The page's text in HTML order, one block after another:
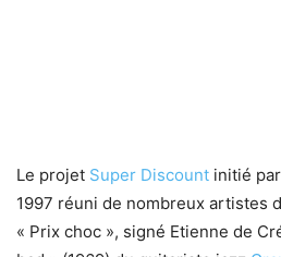
Le projet Super Discount initié par
1997 réuni de nombreux artistes
« Prix choc », signé Etienne de